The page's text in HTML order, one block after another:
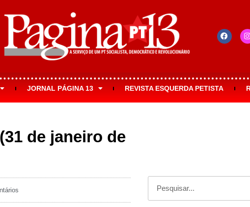
JORNAL PÁGINA 13 REVISTA ESQUERDA PETISTA
de janeiro de